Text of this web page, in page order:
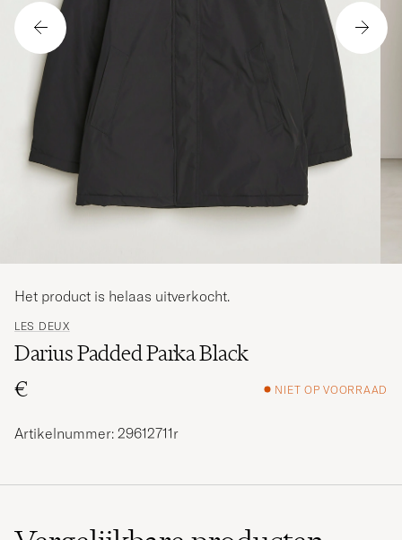
LES DEUX
Darius Padded Parka Black
€
NIET OP VOORRAAD
Het product is helaas uitverkocht.
Artikelnummer: 29612711r